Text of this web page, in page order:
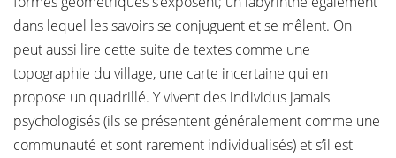
dans lequel les savoirs se conjuguent et se mêlent. On
peut aussi lire cette suite de textes comme une
topographie du village, une carte incertaine qui en
propose un quadrillé. Y vivent des individus jamais
psychologisés (ils se présentent généralement comme une
communauté et sont rarement individualisés) et s’il est